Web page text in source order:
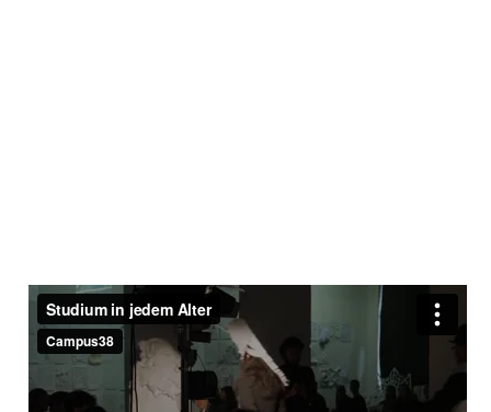
Titelbild: Thomas Wilde in der Werkstatt, Foto von
Kristina Schmidt